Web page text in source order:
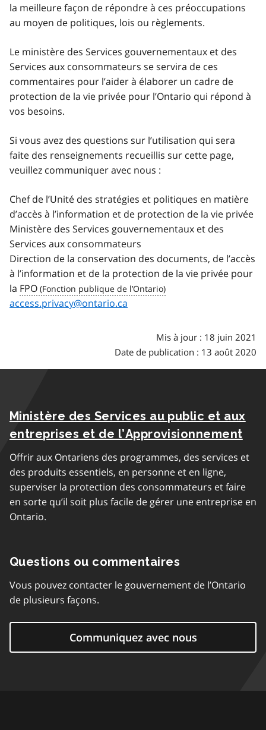
la meilleure façon de répondre à ces préoccupations
au moyen de politiques, lois ou règlements.
Le ministère des Services gouvernementaux et des
Services aux consommateurs se servira de ces
commentaires pour l’aider à élaborer un cadre de
protection de la vie privée pour l’Ontario qui répond à
vos besoins.
Si vous avez des questions sur l’utilisation qui sera
faite des renseignements recueillis sur cette page,
veuillez communiquer avec nous :
Chef de l’Unité des stratégies et politiques en matière
d’accès à l’information et de protection de la vie privée
Ministère des Services gouvernementaux et des
Services aux consommateurs
Direction de la conservation des documents, de l’accès
à l’information et de la protection de la vie privée pour
la FPO
access.privacy@ontario.ca
Mis à jour : 18 juin 2021
Date de publication : 13 août 2020
Ministère des Services au public et aux
entreprises et de l’Approvisionnement
Offrir aux Ontariens des programmes, des services et
des produits essentiels, en personne et en ligne,
superviser la protection des consommateurs et faire
en sorte qu’il soit plus facile de gérer une entreprise en
Ontario.
Questions ou commentaires
Vous pouvez contacter le gouvernement de l’Ontario
de plusieurs façons.
Communiquez avec nous